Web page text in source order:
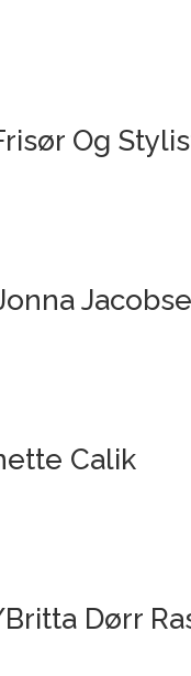
Og
Calik
Dørr